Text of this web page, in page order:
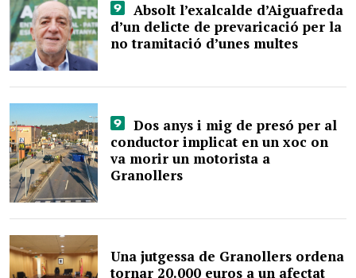
Absolt l’exalcalde d’Aiguafreda
d’un delicte de prevaricació per la
no tramitació d’unes multes
Dos anys i mig de presó per al
conductor implicat en un xoc on
va morir un motorista a
Granollers
Una jutgessa de Granollers ordena
tornar 20.000 euros a un afectat